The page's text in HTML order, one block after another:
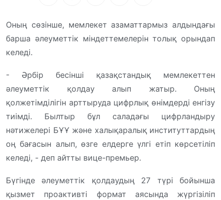
Оның сөзінше, мемлекет азаматтармыз алдындағы
барша әлеуметтік міндеттемелерін толық орындап
келеді.
- Әрбір бесінші қазақстандық мемлекеттен
әлеуметтік қолдау алып жатыр. Оның
қолжетімділігін арттыруда цифрлық өнімдерді енгізу
тиімді. Былтыр бұл саладағы цифрландыру
нәтижелері БҰҰ және халықаралық институттардың
оң бағасын алып, өзге елдерге үлгі етіп көрсетіліп
келеді, - деп айтты вице-премьер.
Бүгінде әлеуметтік қолдаудың 27 түрі бойынша
қызмет проактивті формат аясында жүргізіліп